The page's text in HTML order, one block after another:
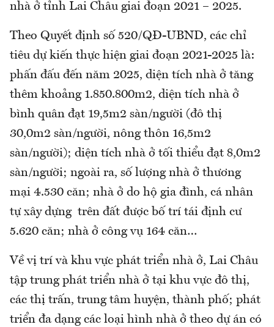
nhà ở tỉnh Lai Châu giai đoạn 2021 – 2025.
Theo Quyết định số 520/QĐ-UBND, các chỉ
tiêu dự kiến thực hiện giai đoạn 2021-2025 là:
phấn đấu đến năm 2025, diện tích nhà ở tăng
thêm khoảng 1.850.800m2, diện tích nhà ở
bình quân đạt 19,5m2 sàn/người (đô thị
30,0m2 sàn/người, nông thôn 16,5m2
sàn/người); diện tích nhà ở tối thiểu đạt 8,0m2
sàn/người; ngoài ra, số lượng nhà ở thương
mại 4.530 căn; nhà ở do hộ gia đình, cá nhân
tự xây dựng trên đất được bố trí tái định cư
5.620 căn; nhà ở công vụ 164 căn…
Về vị trí và khu vực phát triển nhà ở, Lai Châu
tập trung phát triển nhà ở tại khu vực đô thị,
các thị trấn, trung tâm huyện, thành phố; phát
triển đa dạng các loại hình nhà ở theo dự án có